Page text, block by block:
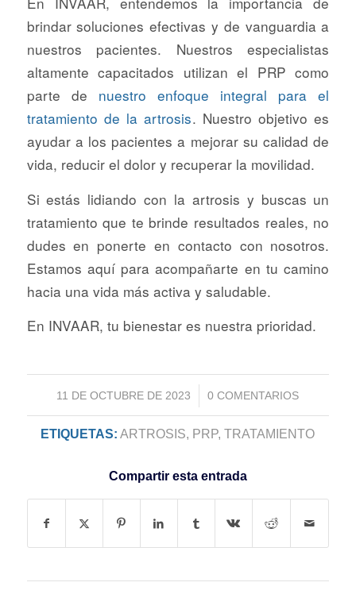
brindar soluciones efectivas y de vanguardia a
nuestros pacientes. Nuestros especialistas
altamente capacitados utilizan el PRP como
parte de nuestro enfoque integral para el
tratamiento de la artrosis. Nuestro objetivo es
ayudar a los pacientes a mejorar su calidad de
vida, reducir el dolor y recuperar la movilidad.
Si estás lidiando con la artrosis y buscas un
tratamiento que te brinde resultados reales, no
dudes en ponerte en contacto con nosotros.
Estamos aquí para acompañarte en tu camino
hacia una vida más activa y saludable.
En INVAAR, tu bienestar es nuestra prioridad.
11 DE OCTUBRE DE 2023
/ 0 COMENTARIOS
ETIQUETAS: ARTROSIS, PRP,TRATAMIENTO
Compartir esta entrada